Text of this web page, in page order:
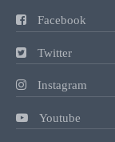
Facebook
Twitter
Instagram
Youtube